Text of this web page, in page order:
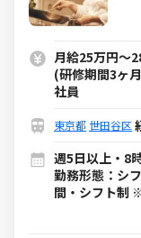
月給25万円～
(研修期間3ヶ
社員
東京都 世田谷区
週5日以上・8
勤務形態：シ
間・シフト制